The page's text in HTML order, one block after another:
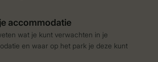
wat je kunt verwachten in je
en waar op het park je deze kunt